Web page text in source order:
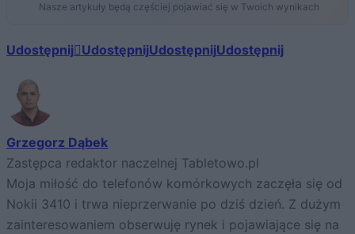
Nasze artykuły będą częściej pojawiać się w Twoich wynikach
Udostępnij UdostępnijUdostępnijUdostępnij
Grzegorz Dąbek
Zastępca redaktor naczelnej Tabletowo.pl
Moja miłość do telefonów komórkowych zaczęła się od
Nokii 3410 i trwa nieprzerwanie po dziś dzień. Z dużym
zainteresowaniem obserwuję rynek i pojawiające się na